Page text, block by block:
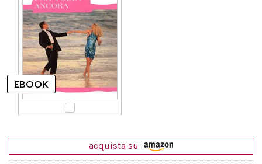
acquista su